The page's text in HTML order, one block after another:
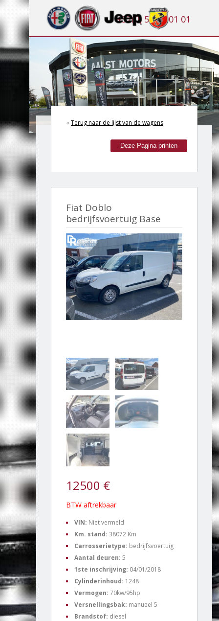
+32(0) 53 21 01 01
« Terug naar de lijst van de wagens
Deze Pagina printen
Fiat Doblo
bedrijfsvoertuig Base
12500 €
BTW aftrekbaar
VIN: Niet vermeld
Km. stand: 38072 Km
Carrosserietype: bedrijfsvoertuig
Aantal deuren: 5
1ste inschrijving: 04/01/2018
Cylinderinhoud: 1248
Vermogen: 70kw/95hp
Versnellingsbak: manueel 5
Brandstof: diesel